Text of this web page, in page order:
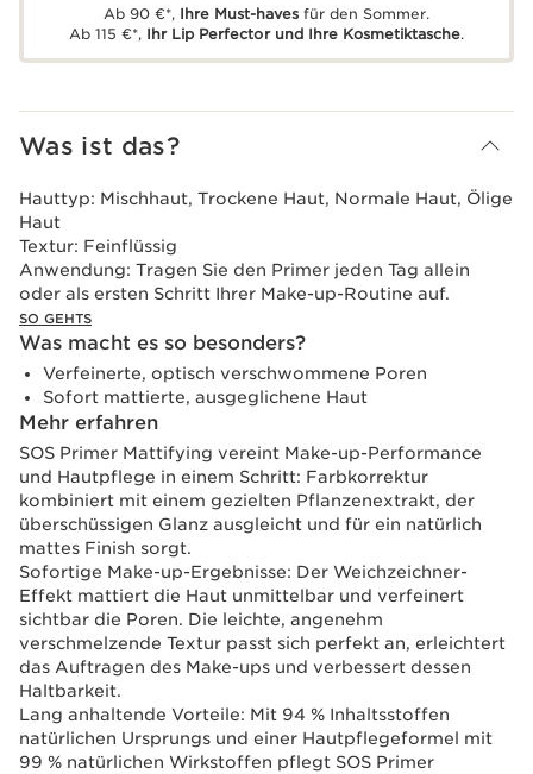
Ab 90 €*, Ihre Must-haves für den Sommer.
Ab 115 €*, Ihr Lip Perfector und Ihre Kosmetiktasche.
Was ist das?
Hauttyp: Mischhaut, Trockene Haut, Normale Haut, Ölige
Haut
Textur: Feinflüssig
Anwendung: Tragen Sie den Primer jeden Tag allein
oder als ersten Schritt Ihrer Make-up-Routine auf.
SO GEHTS
Was macht es so besonders?
Verfeinerte, optisch verschwommene Poren
Sofort mattierte, ausgeglichene Haut
Mehr erfahren
SOS Primer Mattifying vereint Make-up-Performance
und Hautpflege in einem Schritt: Farbkorrektur
kombiniert mit einem gezielten Pflanzenextrakt, der
überschüssigen Glanz ausgleicht und für ein natürlich
mattes Finish sorgt.
Sofortige Make-up-Ergebnisse: Der Weichzeichner-
Effekt mattiert die Haut unmittelbar und verfeinert
sichtbar die Poren. Die leichte, angenehm
verschmelzende Textur passt sich perfekt an, erleichtert
das Auftragen des Make-ups und verbessert dessen
Haltbarkeit.
Lang anhaltende Vorteile: Mit 94 % Inhaltsstoffen
natürlichen Ursprungs und einer Hautpflegeformel mit
99 % natürlichen Wirkstoffen pflegt SOS Primer